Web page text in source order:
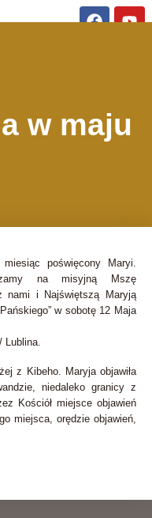
w maju
poświęcony Maryi.
na misyjną Mszę
nami i Najświętszą Maryją
w sobotę 12 Maja
Lublina.
z Kibeho. Maryja objawiła
niedaleko granicy z
Kościół miejsce objawień
miejsca, orędzie objawień,